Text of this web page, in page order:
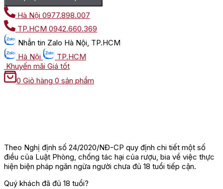
Hà Nội 0977.898.007
TP.HCM 0942.660.369
Nhắn tin Zalo Hà Nội, TP.HCM
Hà Nội
TP.HCM
Khuyến mãi Giá tốt
0 Giỏ hàng 0 sản phẩm
Theo Nghị định số 24/2020/NĐ-CP quy định chi tiết một số
điều của Luật Phòng, chống tác hại của rượu, bia về việc thực
hiện biện pháp ngăn ngừa người chưa đủ 18 tuổi tiếp cận.
Quý khách đã đủ 18 tuổi?